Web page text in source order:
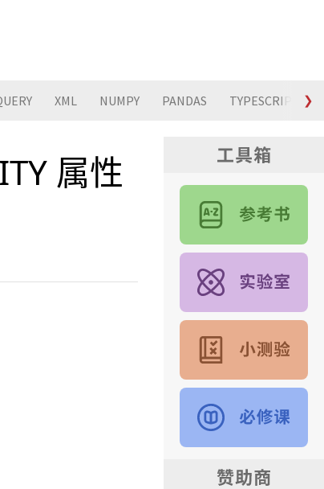
XML NUMPY PANDAS TYPESCRIPT ❯
属性